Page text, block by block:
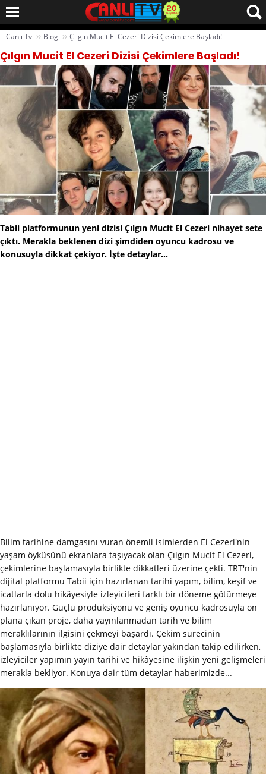
Canlı Tv ›› Blog ›› Çılgın Mucit El Cezeri Dizisi Çekimlere Başladı!
Çılgın Mucit El Cezeri Dizisi Çekimlere Başladı!
Tabii platformunun yeni dizisi Çılgın Mucit El Cezeri nihayet sete
çıktı. Merakla beklenen dizi şimdiden oyuncu kadrosu ve
konusuyla dikkat çekiyor. İşte detaylar...
Bilim tarihine damgasını vuran önemli isimlerden El Cezeri'nin
yaşam öyküsünü ekranlara taşıyacak olan Çılgın Mucit El Cezeri,
çekimlerine başlamasıyla birlikte dikkatleri üzerine çekti. TRT'nin
dijital platformu Tabii için hazırlanan tarihi yapım, bilim, keşif ve
icatlarla dolu hikâyesiyle izleyicileri farklı bir döneme götürmeye
hazırlanıyor. Güçlü prodüksiyonu ve geniş oyuncu kadrosuyla ön
plana çıkan proje, daha yayınlanmadan tarih ve bilim
meraklılarının ilgisini çekmeyi başardı. Çekim sürecinin
başlamasıyla birlikte diziye dair detaylar yakından takip edilirken,
izleyiciler yapımın yayın tarihi ve hikâyesine ilişkin yeni gelişmeleri
merakla bekliyor. Konuya dair tüm detaylar haberimizde...